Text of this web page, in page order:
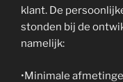
klant. De
stonden bij de
namelijk:
•Minimale